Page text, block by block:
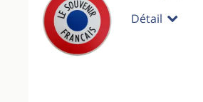
Détail